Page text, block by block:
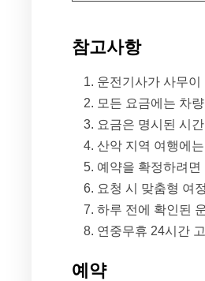
참고사항
운전기사가 사무
모든 요금에는 차
요금은 명시된 시
산악 지역 여행에
예약을 확정하려
요청 시 맞춤형 여
하루 전에 확인된
연중무휴 24시간
예약